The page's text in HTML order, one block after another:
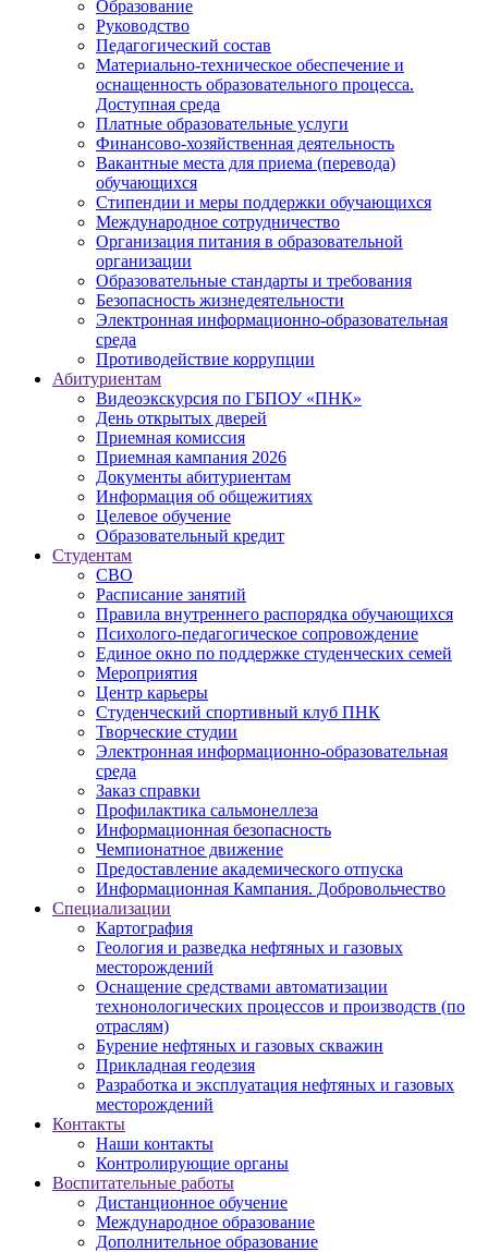
Образование
Руководство
Педагогический состав
Материально-техническое обеспечение и
оснащенность образовательного процесса.
Доступная среда
Платные образовательные услуги
Финансово-хозяйственная деятельность
Вакантные места для приема (перевода)
обучающихся
Стипендии и меры поддержки обучающихся
Международное сотрудничество
Организация питания в образовательной
организации
Образовательные стандарты и требования
Безопасность жизнедеятельности
Электронная информационно-образовательная
среда
Противодействие коррупции
Абитуриентам
Видеоэкскурсия по ГБПОУ «ПНК»
День открытых дверей
Приемная комиссия
Приемная кампания 2026
Дoкументы абитуриентам
Информация об общежитиях
Целевое обучение
Образовательный кредит
Студентам
СВО
Расписание занятий
Правила внутреннего распорядка обучающихся
Психолого-педагогическое сопровождение
Единое окно по поддержке студенческих семей
Мероприятия
Центр карьеры
Студенческий спортивный клуб ПНК
Творческие студии
Электронная информационно-образовательная
среда
Заказ справки
Профилактика сальмонеллеза
Информационная безопасность
Чемпионатное движение
Предоставление академического отпуска
Информационная Кампания. Добровольчество
Специализации
Картография
Геология и разведка нефтяных и газовых
месторождений
Оснащение средствами автоматизации
технонологических процессов и производств (по
отраслям)
Бурение нефтяных и газовых скважин
Прикладная геодезия
Разработка и эксплуатация нефтяных и газовых
месторождений
Контакты
Наши контакты
Контролирующие органы
Воспитательные работы
Дистанционное обучение
Международное образование
Дополнительное образование